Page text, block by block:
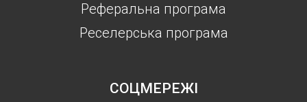
Реферальна програма
Реселерська програма
СОЦМЕРЕЖІ